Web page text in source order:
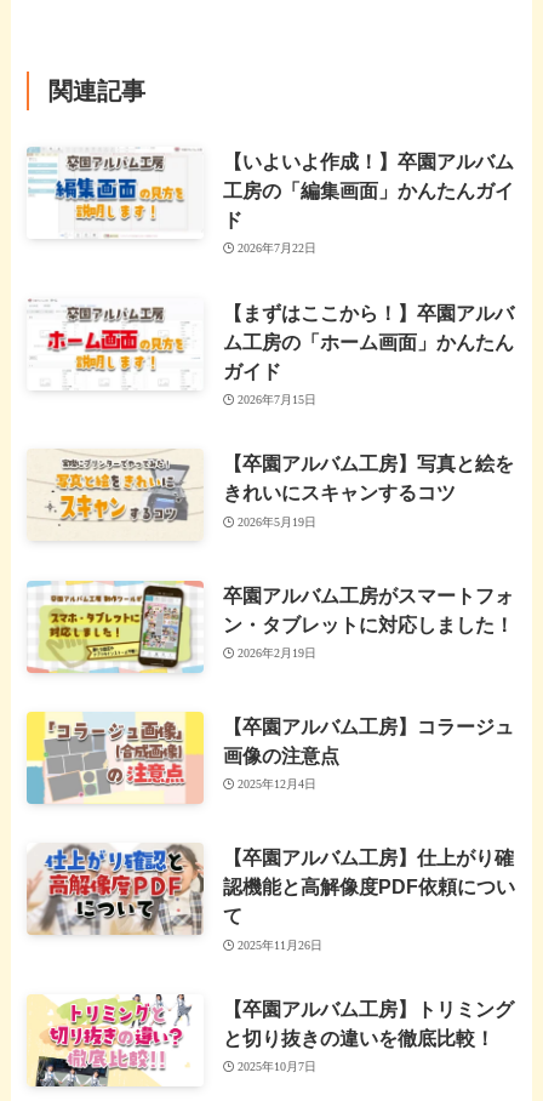
関連記事
【いよいよ作成！】卒園アルバム
工房の「編集画面」かんたんガイ
ド
2026年7月22日
【まずはここから！】卒園アルバ
ム工房の「ホーム画面」かんたん
ガイド
2026年7月15日
【卒園アルバム工房】写真と絵を
きれいにスキャンするコツ
2026年5月19日
卒園アルバム工房がスマートフォ
ン・タブレットに対応しました！
2026年2月19日
【卒園アルバム工房】コラージュ
画像の注意点
2025年12月4日
【卒園アルバム工房】仕上がり確
認機能と高解像度PDF依頼につい
て
2025年11月26日
【卒園アルバム工房】トリミング
と切り抜きの違いを徹底比較！
2025年10月7日